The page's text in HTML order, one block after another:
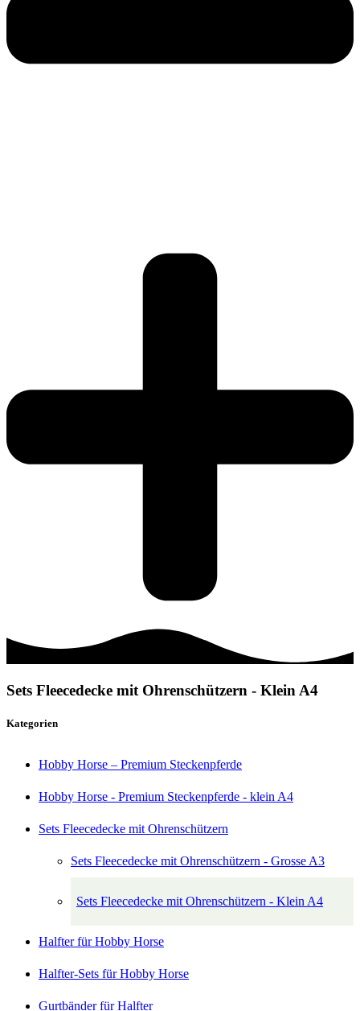
Sets Fleecedecke mit Ohrenschützern - Klein A4
Kategorien
Hobby Horse – Premium Steckenpferde
Hobby Horse - Premium Steckenpferde - klein A4
Sets Fleecedecke mit Ohrenschützern
Sets Fleecedecke mit Ohrenschützern - Grosse A3
Sets Fleecedecke mit Ohrenschützern - Klein A4
Halfter für Hobby Horse
Halfter-Sets für Hobby Horse
Gurtbänder für Halfter